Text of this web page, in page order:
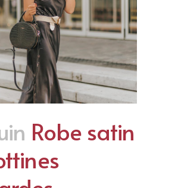
Robe satin